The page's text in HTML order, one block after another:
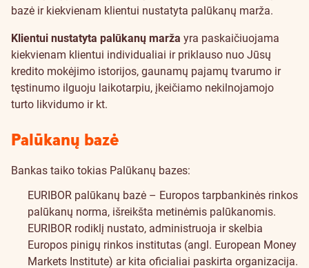
bazė ir kiekvienam klientui nustatyta palūkanų marža.
Klientui nustatyta palūkanų marža yra paskaičiuojama
kiekvienam klientui individualiai ir priklauso nuo Jūsų
kredito mokėjimo istorijos, gaunamų pajamų tvarumo ir
tęstinumo ilguoju laikotarpiu, įkeičiamo nekilnojamojo
turto likvidumo ir kt.
Palūkanų bazė
Bankas taiko tokias Palūkanų bazes:
EURIBOR palūkanų bazė – Europos tarpbankinės rinkos
palūkanų norma, išreikšta metinėmis palūkanomis.
EURIBOR rodiklį nustato, administruoja ir skelbia
Europos pinigų rinkos institutas (angl. European Money
Markets Institute) ar kita oficialiai paskirta organizacija.